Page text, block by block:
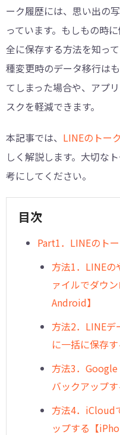
ーク履歴には、思い出の
っています。もしもの時
全に保存する方法を知っ
種変更時のデータ移行は
てしまった場合や、アプ
スクを軽減できます。
本記事では、 LINEのトー
しく解説します。大切な
考にしてください。
目次
︎Part1．LINEのト
方法1．LINEの
ァイルでダウ
Android】
方法2．LINEデ
に一括に保存
方法3．
バックアップ
方法4．iCloud
ップする【